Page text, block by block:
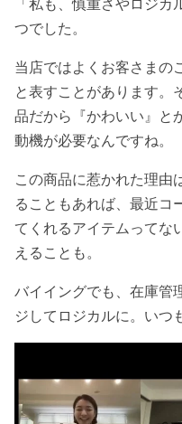
「私も、慎重さやロジ
つでした。
当店ではよくお客さまの
と表すことがあります。
品だから『かわいい』と
動機が必要なんですね。
この商品に惹かれた理由
ることもあれば、最近コ
てくれるアイテムってな
えることも。
バイイングでも、在庫管
ジしてロジカルに。いつ